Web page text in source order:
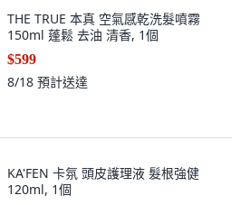
THE TRUE 本真 空氣感乾洗髮噴霧
150ml 蓬鬆 去油 清香, 1個
$599
8/18 預計送達
KA'FEN 卡氛 頭皮護理液 髮根強健
120ml, 1個